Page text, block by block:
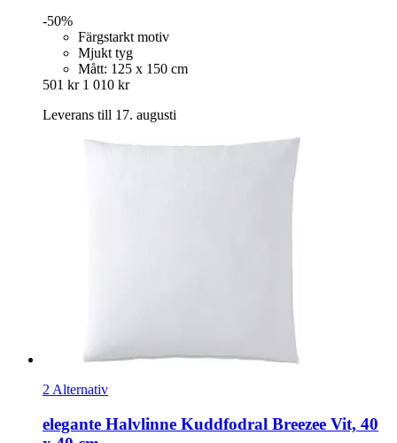
-50%
Färgstarkt motiv
Mjukt tyg
Mått: 125 x 150 cm
501 kr 1 010 kr
Leverans till 17. augusti
2 Alternativ
elegante Halvlinne Kuddfodral Breezee Vit, 40